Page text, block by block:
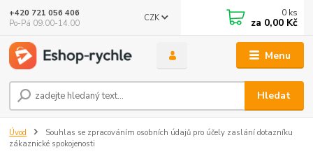
Menu
CZK
Hledat
+420 721 056 406
Po-Pá 09.00-14.00
0 ks
za 0,00 Kč
Úvod
Souhlas se zpracováním osobních údajů pro účely zaslání dotazníku
zákaznické spokojenosti